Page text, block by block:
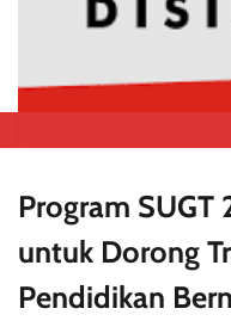
Program
untuk Dorong
Pendidikan